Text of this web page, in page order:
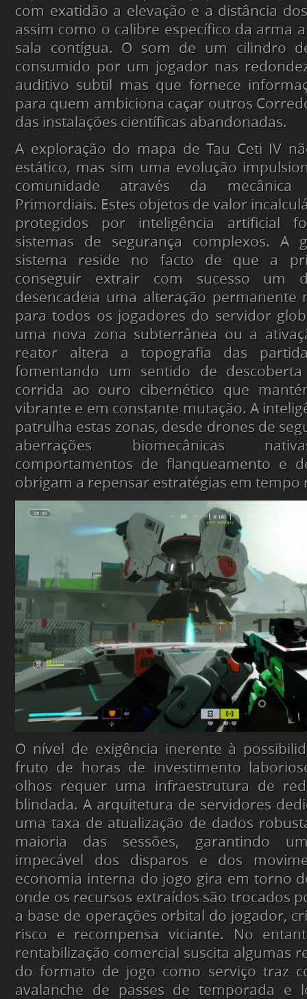
com exatidão a elevação e a distância
assim como o calibre específico da arma
sala contígua. O som de um cilindro
consumido por um jogador nas
auditivo subtil mas que fornece
para quem ambiciona caçar outros
das instalações científicas abandonadas.
A exploração do mapa de Tau Ceti IV
estático, mas sim uma evolução
comunidade através da mecânica
Primordiais. Estes objetos de valor
protegidos por inteligência artificial
sistemas de segurança complexos. A
sistema reside no facto de que a
conseguir extrair com sucesso um
desencadeia uma alteração
para todos os jogadores do servidor
uma nova zona subterrânea ou a
reator altera a topografia das
fomentando um sentido de
corrida ao ouro cibernético que
vibrante e em constante mutação. A
patrulha estas zonas, desde drones de
aberrações biomecânicas
comportamentos de flanqueamento e
obrigam a repensar estratégias em tempo
O nível de exigência inerente à
fruto de horas de investimento
olhos requer uma infraestrutura de
blindada. A arquitetura de servidores
uma taxa de atualização de dados
maioria das sessões, garantindo
impecável dos disparos e dos
economia interna do jogo gira em torno
onde os recursos extraídos são trocados
a base de operações orbital do jogador,
risco e recompensa viciante. No
rentabilização comercial suscita algumas
do formato de jogo como serviço traz
avalanche de passes de temporada e